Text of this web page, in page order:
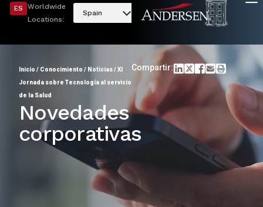
ES
Worldwide
Locations:
Spain
Inicio / Conocimiento / Noticias/XI
Jornada sobre Tecnología al servicio
de la Salud
Compartir:
Novedades
corporativas